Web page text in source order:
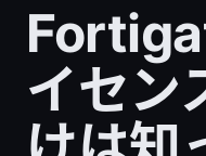
イセン